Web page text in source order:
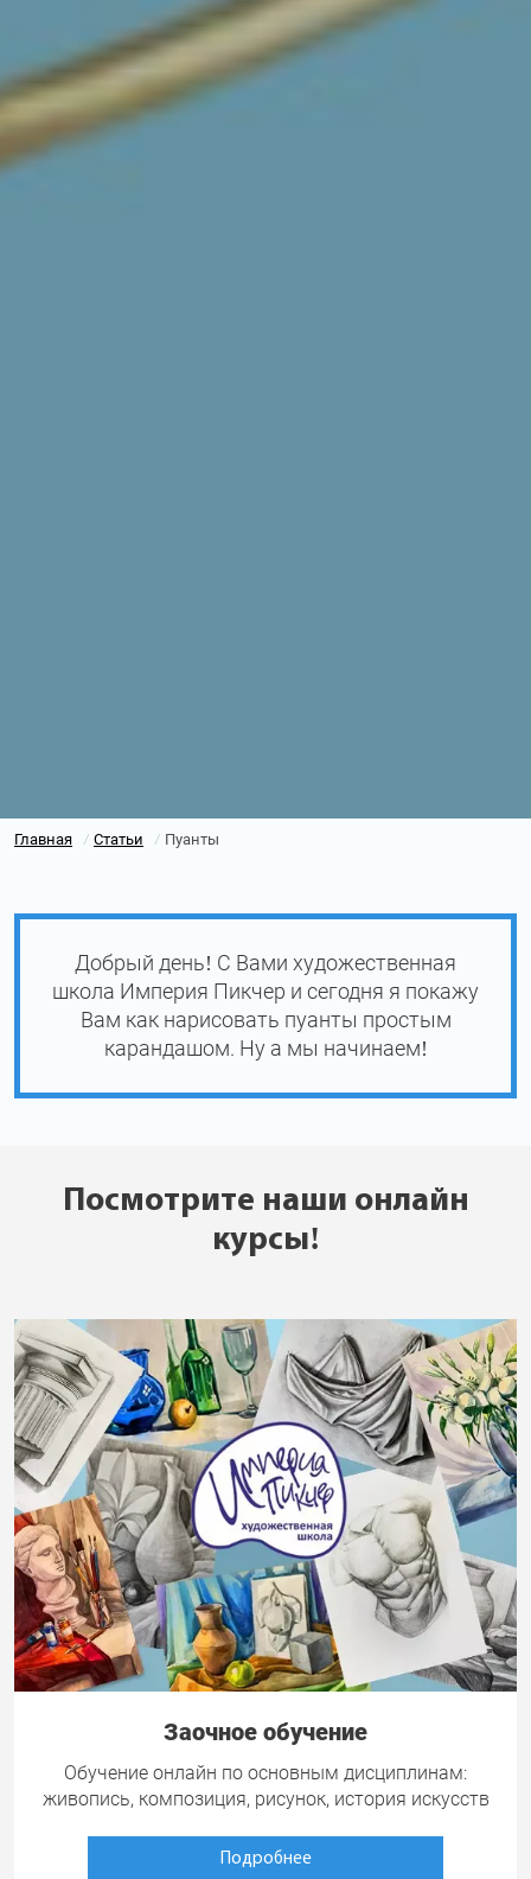
Главная / Статьи / Пуанты
Добрый день! С Вами художественная
школа Империя Пикчер и сегодня я покажу
Вам как нарисовать пуанты простым
карандашом. Ну а мы начинаем!
Посмотрите наши онлайн
курсы!
Заочное обучение
Обучение онлайн по основным дисциплинам:
живопись, композиция, рисунок, история искусств
Подробнее